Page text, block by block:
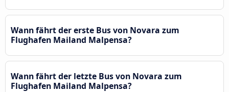
Wann fährt der erste Bus von Novara zum
Flughafen Mailand Malpensa?
Wann fährt der letzte Bus von Novara zum
Flughafen Mailand Malpensa?